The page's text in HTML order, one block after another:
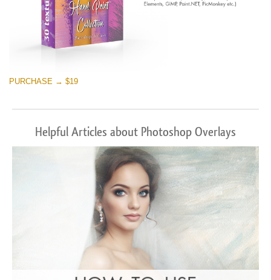
PURCHASE → $19
Helpful Articles about Photoshop Overlays